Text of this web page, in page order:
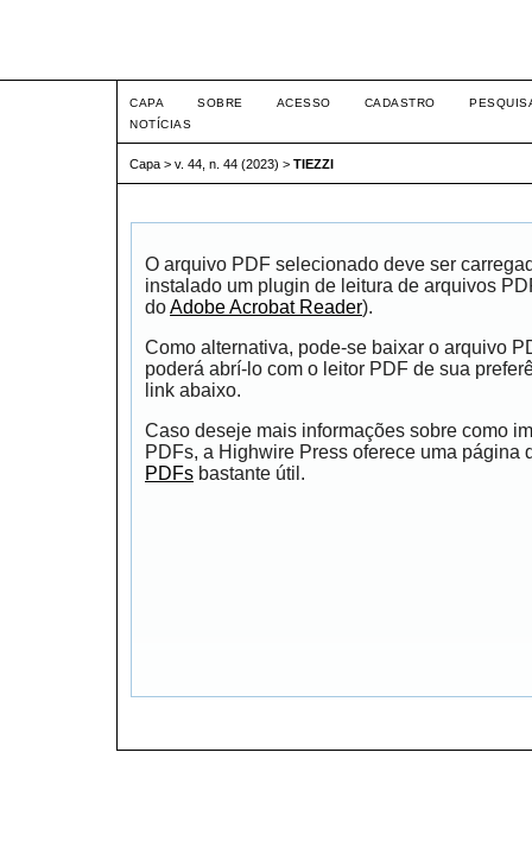
CAPA SOBRE ACESSO CADASTRO
NOTÍCIAS
Capa > v. 44, n. 44 (2023) > TIEZZI
O arquivo PDF selecionado deve ser
instalado um plugin de leitura de arquivos
doAdobe Acrobat Reader).
Como alternativa, pode-se baixar o arquivo
poderá abrí-lo com o leitor PDF de sua
link abaixo.
Caso deseje mais informações sobre como
PDFs, a Highwire Press oferece uma página
PDFs bastante útil.